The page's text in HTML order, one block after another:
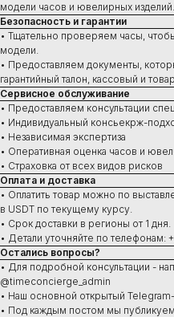
модели часов и ювелирных изделий.
Безопасность и гарантии
• Тщательно проверяем часы,
модели.
• Предоставляем документы,
гарантийный талон, кассовый и
Сервисное обслуживание
• Предоставляем консультации
• Индивидуальный консьекрж-
• Независимая экспертиза
• Оперативная оценка часов и
• Страховка от всех видов рисков
Оплата и доставка
• Оплатить товар можно по
в USDT по текущему курсу.
• Срок доставки в регионы от 1 дня.
• Детали уточняйте по
Остались вопросы?
• Для подробной консультации -
@timeconcierge_admin
• Наш основной открытый
• Под каждым постом мы
Купить
Швейцарские часы
В наличии в Москве
Часы под заказ
Новинки
Ювелирные изделия
Сервис
Ремонт часов
Диагностика
Проверка на подлинность
Оценка
Сервисное обслуживание